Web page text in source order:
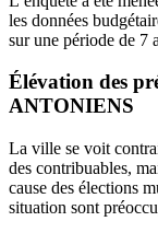
les données
sur une période de 7
Élévation des
ANTONIENS
La ville se voit
des contribuables,
cause des élections
situation sont